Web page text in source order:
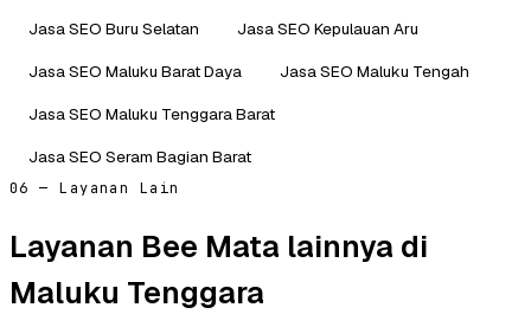
Jasa SEO Buru Selatan
Jasa SEO Kepulauan Aru
Jasa SEO Maluku Barat Daya
Jasa SEO Maluku Tengah
Jasa SEO Maluku Tenggara Barat
Jasa SEO Seram Bagian Barat
06 — Layanan Lain
Layanan Bee Mata lainnya di
Maluku Tenggara